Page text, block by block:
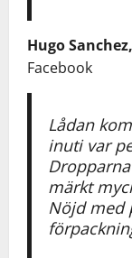
Hugo
Facebook
Lådan
inuti var
märkt
Nöjd med